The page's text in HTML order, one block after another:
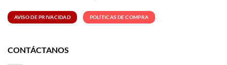
AVISO DE PRIVACIDAD POLÍTICAS DE COMPRA
CONTÁCTANOS